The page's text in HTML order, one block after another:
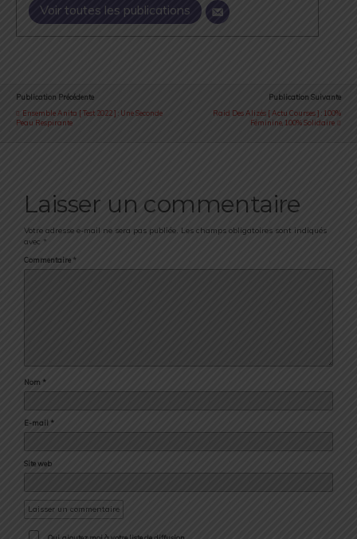
Voir toutes les publications
Publication Précédente
Ensemble Anita [ Test 2022 ] : Une Seconde
Peau Respirante
Publication Suivante
Raid Des Alizés [ Actu Courses ] : 100%
Féminine, 100% Solidaire
Laisser un commentaire
Votre adresse e-mail ne sera pas publiée. Les champs obligatoires sont indiqués
avec *
Commentaire *
Nom *
E-mail *
Site web